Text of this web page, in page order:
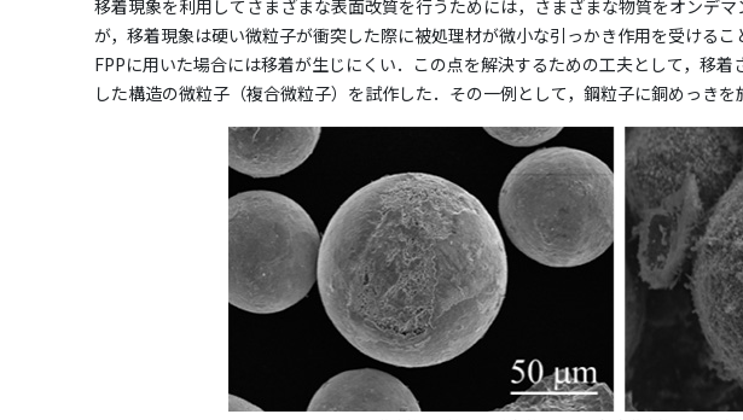
移着現象を利用してさまざまな表面改質を行うためには，さまざまな物質をオンデ
が，移着現象は硬い微粒子が衝突した際に被処理材が微小な引っかき作用を受ける
FPPに用いた場合には移着が生じにくい．この点を解決するための工夫として，移
した構造の微粒子（複合微粒子）を試作した．その一例として，鋼粒子に銅めっきを